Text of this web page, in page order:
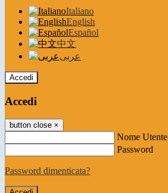
Italiano
English
Español
中文
عربى
Accedi
Accedi
button close ×
Nome Utente
Password
Password dimenticata?